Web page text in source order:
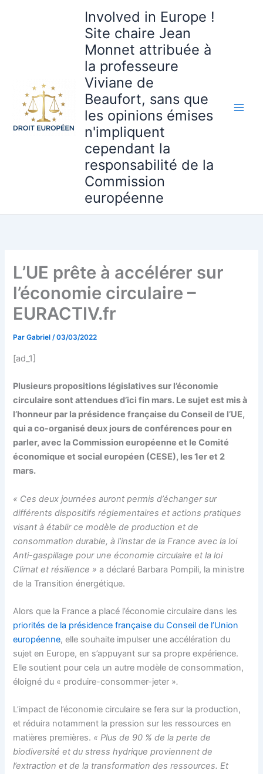
Involved in Europe !
Site chaire Jean
Monnet attribuée à
la professeure
Viviane de
Beaufort, sans que
les opinions émises
n'impliquent
cependant la
responsabilité de la
Commission
européenne
L’UE prête à accélérer sur
l’économie circulaire –
EURACTIV.fr
ParGabriel/03/03/2022
[ad_1]
Plusieurs propositions législatives sur l’économie
circulaire sont attendues d’ici fin mars. Le sujet est mis à
l’honneur par la présidence française du Conseil de l’UE,
qui a co-organisé deux jours de conférences pour en
parler, avec la Commission européenne et le Comité
économique et social européen (CESE), les 1er et 2
mars.
« Ces deux journées auront permis d’échanger sur
différents dispositifs réglementaires et actions pratiques
visant à établir ce modèle de production et de
consommation durable, à l’instar de la France avec la loi
Anti-gaspillage pour une économie circulaire et la loi
Climat et résilience » a déclaré Barbara Pompili, la ministre
de la Transition énergétique.
Alors que la France a placé l’économie circulaire dans les
priorités de la présidence française du Conseil de l’Union
européenne, elle souhaite impulser une accélération du
sujet en Europe, en s’appuyant sur sa propre expérience.
Elle soutient pour cela un autre modèle de consommation,
éloigné du « produire-consommer-jeter ».
L’impact de l’économie circulaire se fera sur la production,
et réduira notamment la pression sur les ressources en
matières premières. « Plus de 90 % de la perte de
biodiversité et du stress hydrique proviennent de
l’extraction et de la transformation des ressources. Et